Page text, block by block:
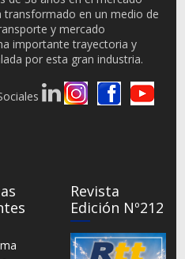
transformado en un medio de
y mercado
importante trayectoria y
por esta gran industria.
Revista
Edición Nº212